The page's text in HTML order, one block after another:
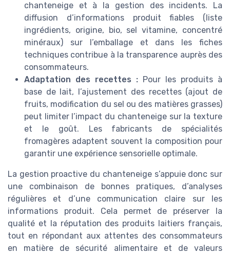
chanteneige et à la gestion des incidents. La
diffusion d’informations produit fiables (liste
ingrédients, origine, bio, sel vitamine, concentré
minéraux) sur l’emballage et dans les fiches
techniques contribue à la transparence auprès des
consommateurs.
Adaptation des recettes : Pour les produits à
base de lait, l’ajustement des recettes (ajout de
fruits, modification du sel ou des matières grasses)
peut limiter l’impact du chanteneige sur la texture
et le goût. Les fabricants de spécialités
fromagères adaptent souvent la composition pour
garantir une expérience sensorielle optimale.
La gestion proactive du chanteneige s’appuie donc sur
une combinaison de bonnes pratiques, d’analyses
régulières et d’une communication claire sur les
informations produit. Cela permet de préserver la
qualité et la réputation des produits laitiers français,
tout en répondant aux attentes des consommateurs
en matière de sécurité alimentaire et de valeurs